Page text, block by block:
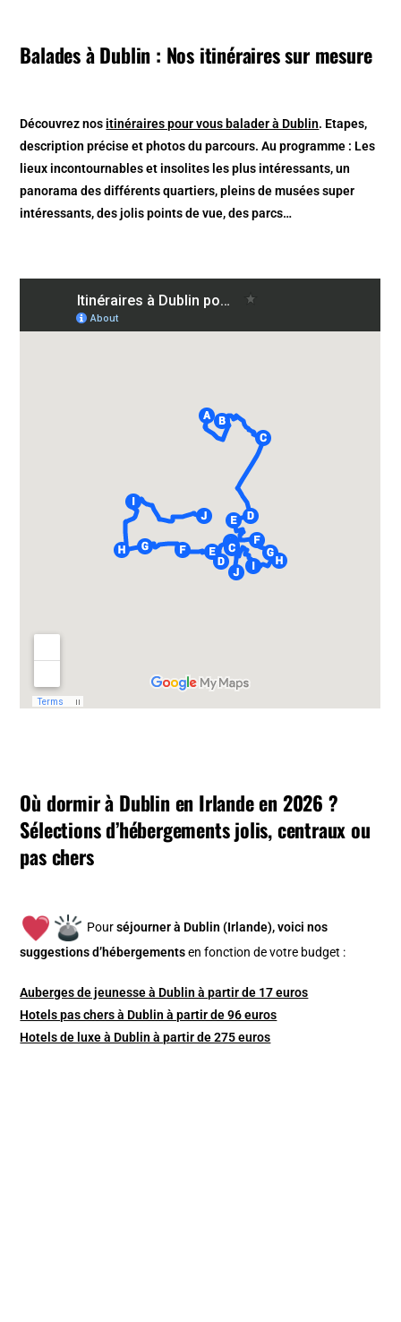
Balades à Dublin : Nos itinéraires sur mesure
Découvrez nos itinéraires pour vous balader à Dublin. Etapes,
description précise et photos du parcours. Au programme : Les
lieux incontournables et insolites les plus intéressants, un
panorama des différents quartiers, pleins de musées super
intéressants, des jolis points de vue, des parcs…
Où dormir à Dublin en Irlande en 2026 ?
Sélections d’hébergements jolis, centraux ou
pas chers
Pourséjourner à Dublin (Irlande), voici nos
suggestions d’hébergements en fonction de votre budget :
Auberges de jeunesse à Dublin à partir de 17 euros
Hotels pas chers à Dublin à partir de 96 euros
Hotels de luxe à Dublin à partir de 275 euros